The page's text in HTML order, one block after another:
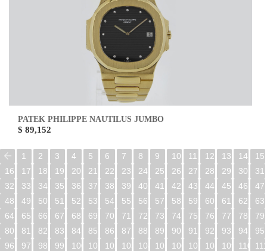
PATEK PHILIPPE NAUTILUS JUMBO
$ 89,152
1 2 3 4 5 6 7 8 9 10 11 12 13 14
15
16
17 18 19 20 21 22 23 24 25 26 27 28 29 30
31
32
33 34 35 36 37 38 39 40 41 42 43 44 45 46
47
48
49 50 51 52 53 54 55 56 57 58 59 60 61 62
63
64
65 66 67 68 69 70 71 72 73 74 75 76 77 78
79
80
81 82 83 84 85 86 87 88 89 90 91 92 93 94
95
96
97 98 99 100 101 102 103 104 105 106 107 108 109 110